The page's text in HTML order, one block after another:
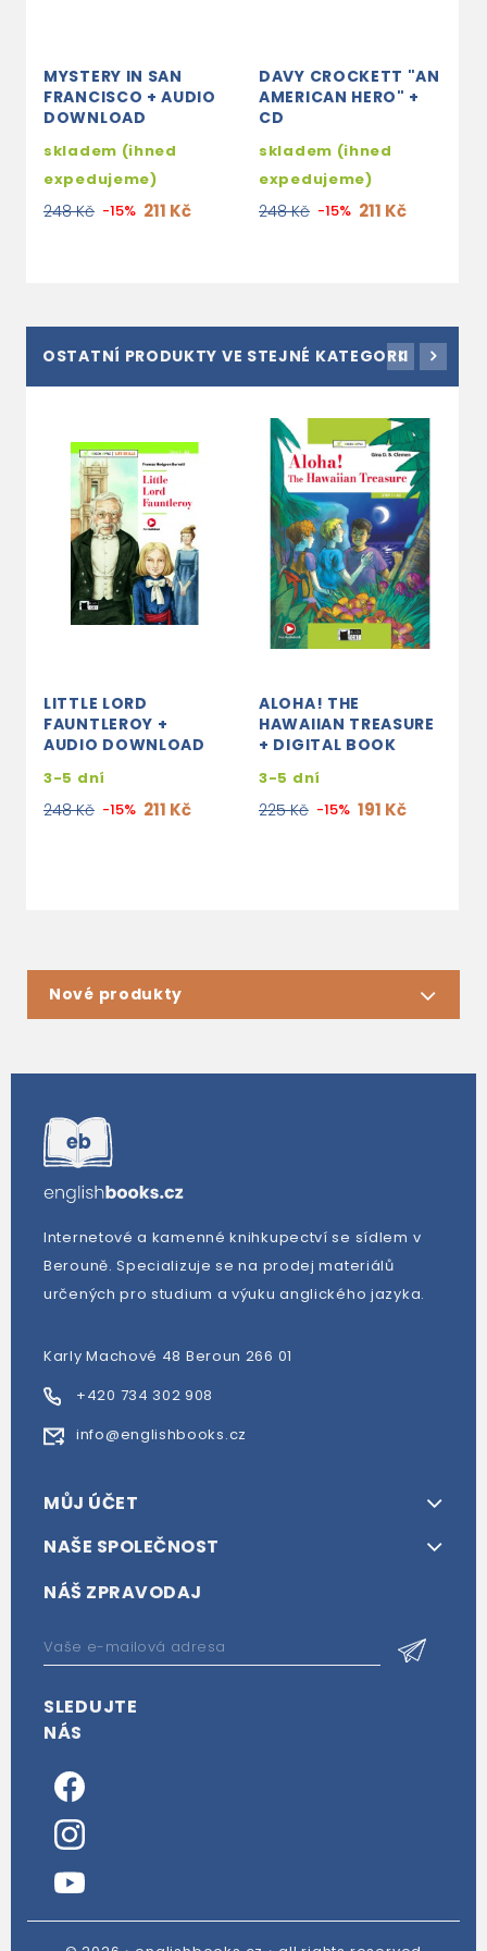
MYSTERY IN SAN
FRANCISCO + AUDIO
DOWNLOAD
skladem (ihned
expedujeme)
248 Kč -15% 211 Kč
DAVY CROCKETT "AN
AMERICAN HERO" +
CD
skladem (ihned
expedujeme)
248 Kč -15% 211 Kč
OSTATNÍ PRODUKTY VE STEJNÉ KATEGORII
LITTLE LORD
FAUNTLEROY +
AUDIO DOWNLOAD
3-5 dní
248 Kč -15% 211 Kč
ALOHA! THE
HAWAIIAN TREASURE
+ DIGITAL BOOK
3-5 dní
225 Kč -15% 191 Kč
Nové produkty
Internetové a kamenné knihkupectví se sídlem v
Berouně. Specializuje se na prodej materiálů
určených pro studium a výuku anglického jazyka.
Karly Machové 48 Beroun 266 01
+420 734 302 908
info@englishbooks.cz
MŮJ ÚČET
NAŠE SPOLEČNOST
NÁŠ ZPRAVODAJ
SLEDUJTE
NÁS